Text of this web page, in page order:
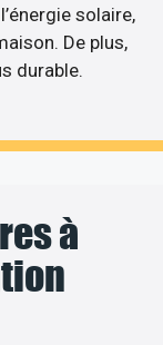
solaire,
De plus,
durable.
à